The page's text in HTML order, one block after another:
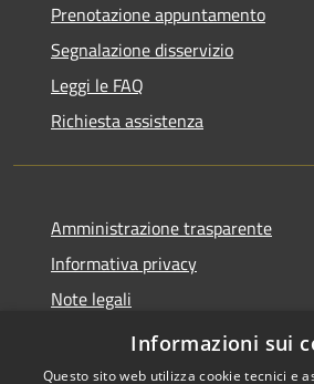
Prenotazione appuntamento
Segnalazione disservizio
Leggi le FAQ
Richiesta assistenza
Amministrazione trasparente
Informativa privacy
Note legali
Dichiarazione di accessibilità
Informazioni sui
Questo sito web utilizza cookie tecnici e